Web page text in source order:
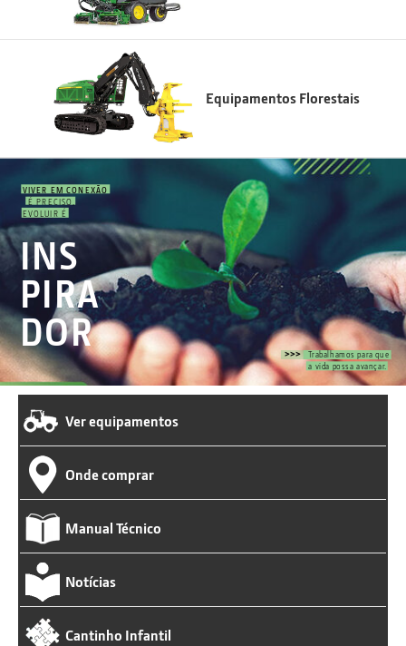
Equipamentos Florestais
VIVER EM CONEXÃO
É PRECISO,
EVOLUIR É
Trabalhamos para que
a vida possa avançar.
INS
PIRA
DOR
>>>
Ver equipamentos
Onde comprar
Manual Técnico
Notícias
Cantinho Infantil